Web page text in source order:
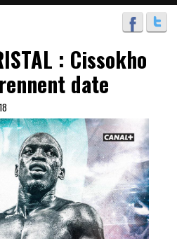
: Cissokho
date